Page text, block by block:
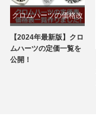
クロムハーツの価格改
定
【2024年最新版】クロ
ムハーツの定価一覧を
公開！